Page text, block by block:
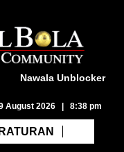
Nawala Unblocker
August 2026 | 8:38 pm